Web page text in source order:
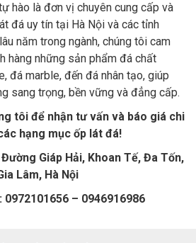
hào là đơn vị chuyên cung cấp và
đá uy tín tại Hà Nội và các tỉnh
năm trong ngành, chúng tôi cam
hàng những sản phẩm đá chất
đá marble, đến đá nhân tạo, giúp
sang trọng, bền vững và đẳng cấp.
tôi để nhận tư vấn và báo giá chi
hạng mục ốp lát đá!
Giáp Hải, Khoan Tế, Đa Tốn,
Lâm, Hà Nội
0972101656 – 0946916986